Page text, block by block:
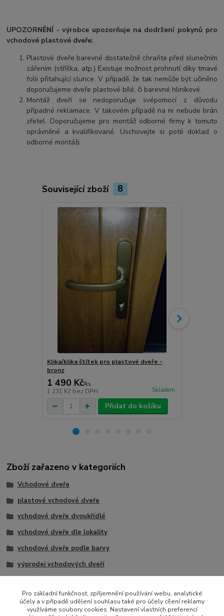
UPOZORNĚNÍ - výrobce upozorňuje na dodržení pokynů pro
vchodové plastové dveře:
Plastové dveře barevné dostatečně chraňte před slunečním
zářením (stříška, atp.) Existuje možnost prohnutí díky tmavé
folii přitahující slunce. V případě, že tak nemůže být učiněno
doporučujeme dveře plastové bílé, či barevné hliníkové.
Montáž dveří se nedoporučuje svépomocí z důvodu
případné reklamace. V takovém případě na ni nebude brán
zřetel. Doporučujeme pro montáž odborné firmy k tomuto
oprávněné a kvalifikované. Uschovejte si poté doklad o
odborné montáži.
Související zboží 8
Klika/klika štítek pro plastové dveře -
bronz
1 490 Kč/ks
1 231 Kč bez DPH Skladem
Přidat do košíku
Zboží zařazeno v kategoriích
Vchodové dveře
plastové vchodové dveře
vchodové dveře dvoukřídlé
vchodové dveře dle lokality
vchodové dveře podle barvy
výprodej vchodových dveří
francouzské dveře na terasu
vchodové dveře Klatovy
Pro základní funkčnost, zpříjemnění používání webu, analytické
účely a v případě udělení souhlasu také pro účely cílení reklamy
využíváme soubory cookies. Nastavení vlastních preferencí